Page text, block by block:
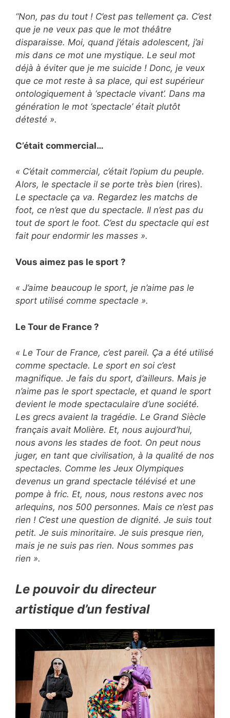
“Non, pas du tout ! C’est pas tellement ça. C’est
que je ne veux pas que le mot théâtre
disparaisse. Moi, quand j’étais adolescent, j’ai
mis dans ce mot une mystique. Le seul mot
déjà à éviter que je me suicide ! Donc, je veux
que ce mot reste à sa place, qui est supérieur
ontologiquement à ‘spectacle vivant’. Dans ma
génération le mot ‘spectacle’ était plutôt
détesté ».
C’était commercial…
« C’était commercial, c’était l’opium du peuple.
Alors, le spectacle il se porte très bien (rires).
Le spectacle ça va. Regardez les matchs de
foot, ce n’est que du spectacle. Il n’est pas du
tout de sport le foot. C’est du spectacle qui est
fait pour endormir les masses ».
Vous aimez pas le sport ?
« J’aime beaucoup le sport, je n’aime pas le
sport utilisé comme spectacle ».
Le Tour de France ?
« Le Tour de France, c’est pareil. Ça a été utilisé
comme spectacle. Le sport en soi c’est
magnifique. Je fais du sport, d’ailleurs. Mais je
n’aime pas le sport spectacle, et quand le sport
devient le mode spectaculaire d’une société.
Les grecs avaient la tragédie. Le Grand Siècle
français avait Molière. Et, nous aujourd’hui,
nous avons les stades de foot. On peut nous
juger, en tant que civilisation, à la qualité de nos
spectacles. Comme les Jeux Olympiques
devenus un grand spectacle télévisé et une
pompe à fric. Et, nous, nous restons avec nos
arlequins, nos 500 personnes. Mais ce n’est pas
rien ! C’est une question de dignité. Je suis tout
petit. Je suis minoritaire. Je suis presque rien,
mais je ne suis pas rien. Nous sommes pas
rien ».
Le pouvoir du directeur
artistique d’un festival